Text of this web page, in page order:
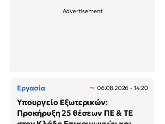
Εργασία 06.08.2026 - 14:20
Υπουργείο Εξωτερικών:
Προκήρυξη 25 θέσεων ΠΕ & ΤΕ